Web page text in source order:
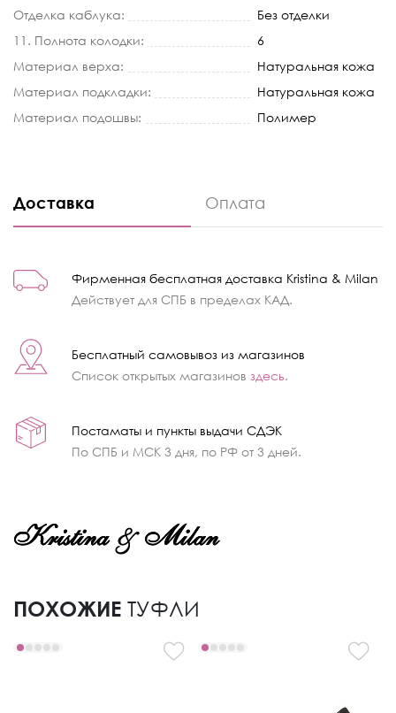
Отделка каблука:
Без отделки
11. Полнота колодки:
6
Материал верха:
Натуральная кожа
Материал подкладки:
Натуральная кожа
Материал подошвы:
Полимер
Доставка Оплата
Фирменная бесплатная доставка Kristina & Milan
Действует для СПБ в пределах КАД.
Бесплатный самовывоз из магазинов
Список открытых магазинов здесь.
Постаматы и пункты выдачи СДЭК
По СПБ и МСК 3 дня, по РФ от 3 дней.
ПОХОЖИЕ ТУФЛИ